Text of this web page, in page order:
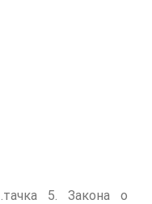
5. Закона о